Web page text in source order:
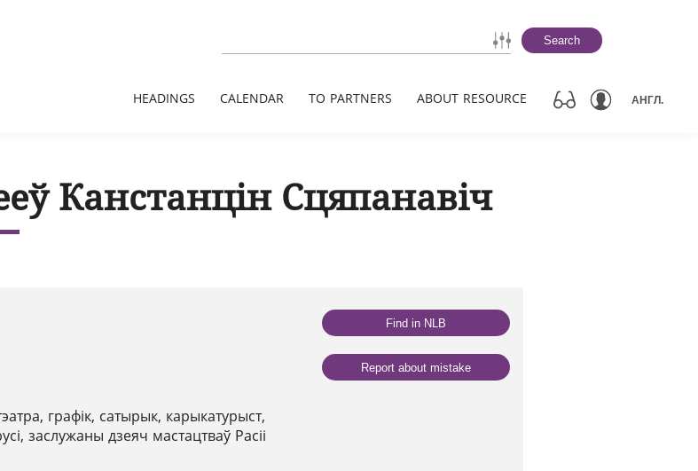
Search
HEADINGS CALENDAR TO PARTNERS ABOUT RESOURCE АНГЛ.
Канстанцін Сцяпанавіч
графік, сатырык, карыкатурыст,
заслужаны дзеяч мастацтваў Расіі
Find in NLB
Report about mistake